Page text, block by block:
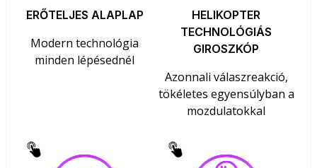
ERŐTELJES ALAPLAP
Modern technológia
minden lépésednél
HELIKOPTER
TECHNOLÓGIÁS
GIROSZKÓP
Azonnali válaszreakció,
tökéletes egyensúlyban a
mozdulatokkal